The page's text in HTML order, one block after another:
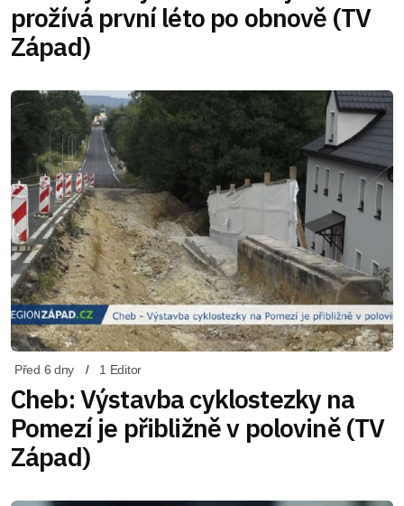
prožívá první léto po obnově (TV
Západ)
Před 6 dny 1 Editor
Cheb: Výstavba cyklostezky na
Pomezí je přibližně v polovině (TV
Západ)